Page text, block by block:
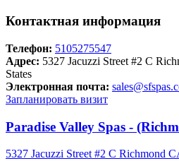
Контактная информация
Телефон: 5105275547
Адрес: 5327 Jacuzzi Street #2 C
States
Электронная почта:
Запланировать визит
Paradise Valley Spas -
5327 Jacuzzi Street #2 C Richmond